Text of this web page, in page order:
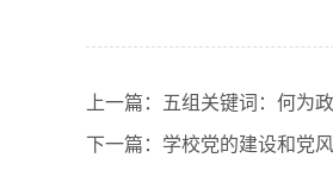
上一篇： 五组关键词：何为
下一篇： 学校党的建设和党